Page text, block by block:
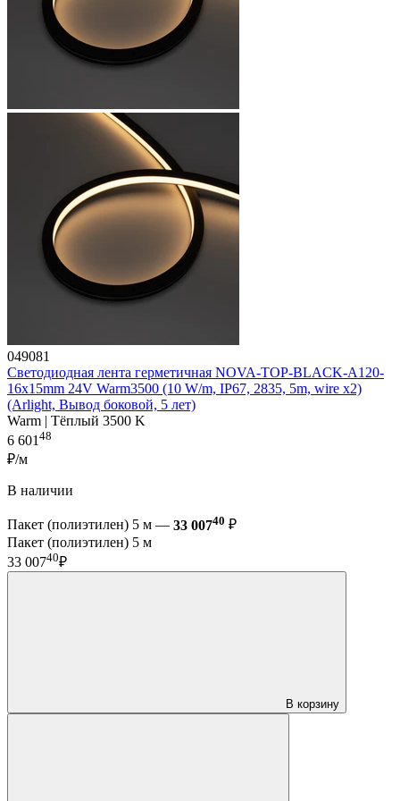
049081
Светодиодная лента герметичная NOVA-TOP-BLACK-A120-
16x15mm 24V Warm3500 (10 W/m, IP67, 2835, 5m, wire x2)
(Arlight, Вывод боковой, 5 лет)
Warm | Тёплый 3500 K
6 60148
₽/м
В наличии
Пакет (полиэтилен) 5 м — 33 00740 ₽
Пакет (полиэтилен) 5 м
33 00740₽
В корзину